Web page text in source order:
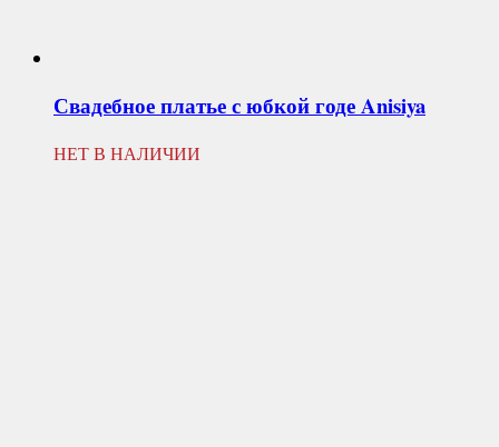
Свадебное платье с юбкой годеAnisiya
НЕТ В НАЛИЧИИ